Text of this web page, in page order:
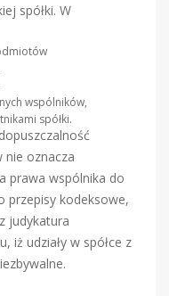
spółki. W
wspólników,
spółki.
nie oznacza
prawa wspólnika do
przepisy kodeksowe,
judykatura
iż udziały w spółce z